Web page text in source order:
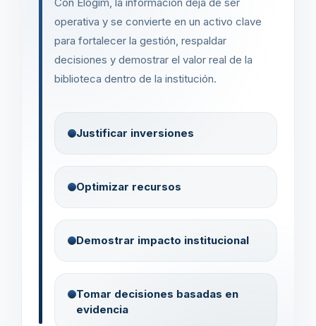
operativa y se convierte en un activo clave
para fortalecer la gestión, respaldar
decisiones y demostrar el valor real de la
biblioteca dentro de la institución.
Justificar inversiones
Optimizar recursos
Demostrar impacto institucional
Tomar decisiones basadas en
evidencia